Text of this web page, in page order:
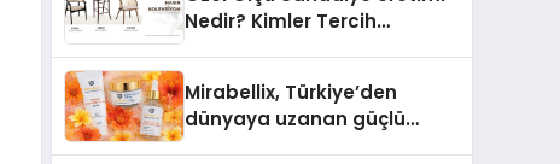
Nedir? Kimler Tercih
Mirabellix, Türkiye’den
dünyaya uzanan güçlü